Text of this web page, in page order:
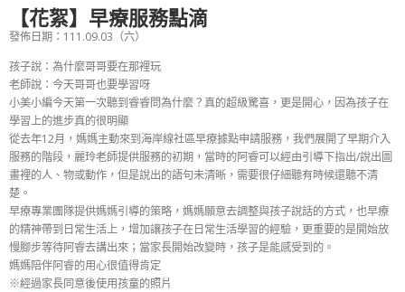
【花絮】早療服務點滴
發佈日期：111.09.03（六）
孩子說：為什麼哥哥要在那裡玩
老師說：今天哥哥也要學習呀
小美小編今天第一次聽到睿睿問為什麼？真的超級驚喜，更是開心，因為孩子在
學習上的進步真的很明顯
從去年12月，媽媽主動來到海岸線社區早療據點申請服務，我們展開了早期介入
服務的階段，麗玲老師提供服務的初期，當時的阿睿可以經由引導下指出/說出圖
畫裡的人、物或動作，但是說出的語句未清晰，需要很仔細聽有時候還聽不清
楚。
早療專業團隊提供媽媽引導的策略，媽媽願意去調整與孩子說話的方式，也早療
的精神帶到日常生活上，增加讓孩子在日常生活學習的經驗，更重要的是開始放
慢腳步等待阿睿去講出來；當家長開始改變時，孩子是能感受到的。
媽媽陪伴阿睿的用心很值得肯定
※經過家長同意後使用孩童的照片